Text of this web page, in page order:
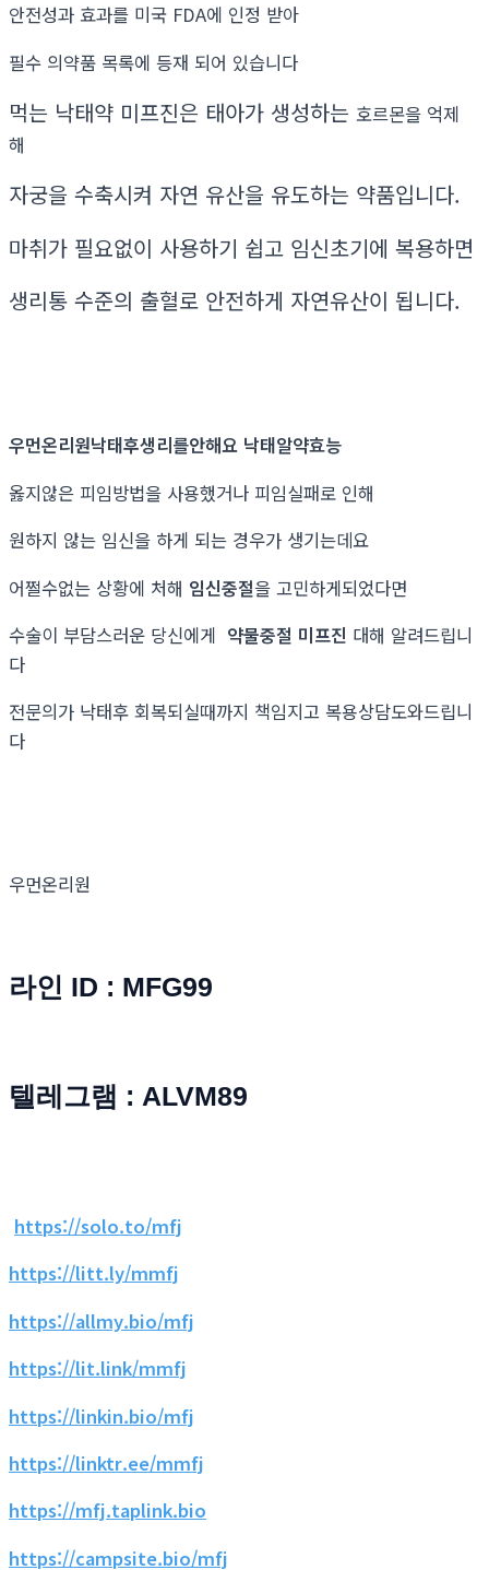
안전성과 효과를 미국 FDA에 인정 받아
필수 의약품 목록에 등재 되어 있습니다
먹는 낙태약 미프진은 태아가 생성하는 호르몬을 억제
해
자궁을 수축시켜 자연 유산을 유도하는 약품입니다.
마취가 필요없이 사용하기 쉽고 임신초기에 복용하면
생리통 수준의 출혈로 안전하게 자연유산이 됩니다.
우먼온리원낙태후생리를안해요 낙­태알약효능
옳지않은 피임방법을 사용했거나 피임실패로 인해
원하지 않는 임신을 하게 되는 경우가 생기는데요
어쩔수없는 상황에 처해 임신중절을 고민하게되었다면
수술이 부담스러운 당신에게 약물중절 미프진 대해 알려드립니
다
전문의가 낙태후 회복되실때까지 책임지고 복용상담도와드립니
다
우먼온리원
라인 ID : MFG99
텔레그램 : ALVM89
https://solo.to/mfj
https://litt.ly/mmfj
https://allmy.bio/mfj
https://lit.link/mmfj
https://linkin.bio/mfj
https://linktr.ee/mmfj
https://mfj.taplink.bio
https://campsite.bio/mfj